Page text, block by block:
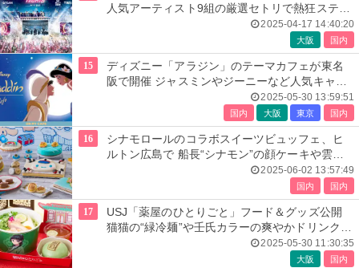
人気アーティスト9組の厳選セトリで熱狂ステー
ジ届ける＜NO LIMIT！ サマー・ナイト＞
2025-04-17 14:40:20
大阪 国内
15
ディズニー「アラジン」のテーマカフェが東名
阪で開催 ジャスミンやジーニーなど人気キャラ
2025-05-30 13:59:51
国内 大阪 東京 国内
16
シナモロールのコラボスイーツビュッフェ、ヒ
ルトン広島で 船長“シナモン”の顔ケーキや雲風
2025-06-02 13:57:49
国内 国内
17
USJ「薬屋のひとりごと」フード＆グッズ公開
猫猫の“緑冷麺”や壬氏カラーの爽やかドリンク登
2025-05-30 11:30:35
大阪 国内